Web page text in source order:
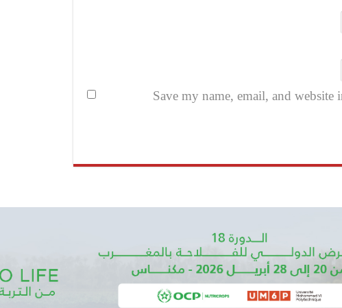
Save my name, email, and